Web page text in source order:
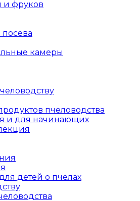
фруков
камеры
пчеловодства
и для начинающих
детей о пчелах